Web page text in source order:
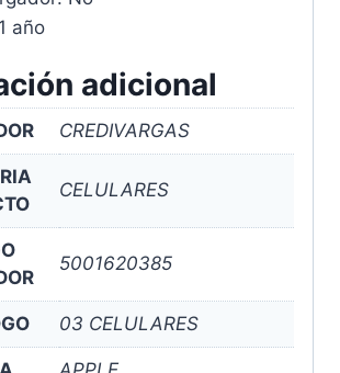
año
adicional
CREDIVARGAS
CELULARES
5001620385
03 CELULARES